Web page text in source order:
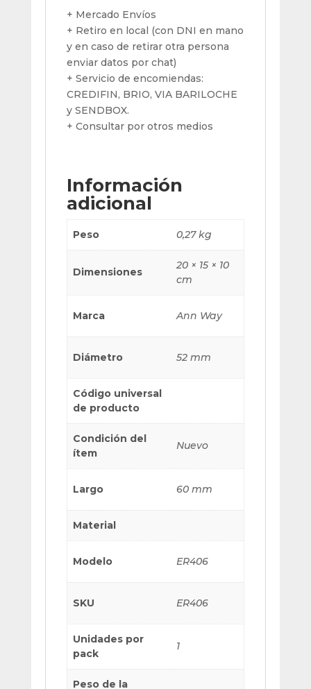
+ Mercado Envíos
+ Retiro en local (con DNI en mano
y en caso de retirar otra persona
enviar datos por chat)
+ Servicio de encomiendas:
CREDIFIN, BRIO, VIA BARILOCHE
y SENDBOX.
+ Consultar por otros medios
Información
adicional
Peso 0,27 kg
Dimensiones
20 × 15 × 10
cm
Marca Ann Way
Diámetro 52 mm
Código universal
de producto
Condición del
ítem
Nuevo
Largo 60 mm
Material
Modelo ER406
SKU ER406
Unidades por
pack
1
Peso de la